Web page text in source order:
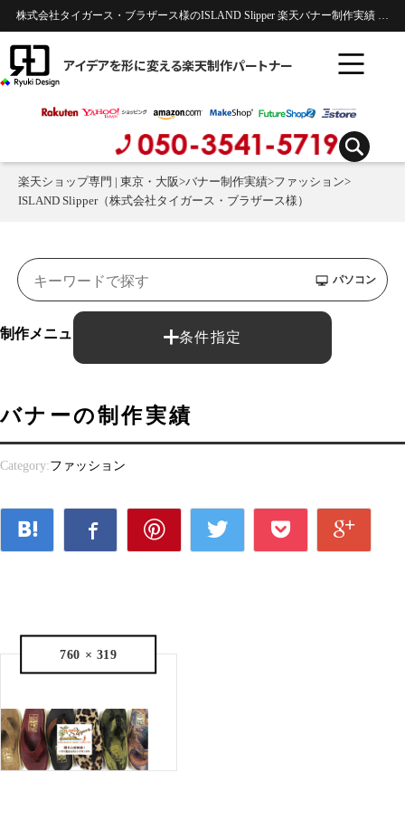
株式会社タイガース・ブラザース様のISLAND Slipper 楽天バナー制作実績 | ファッション
アイデアを形に変える楽天制作パートナー
楽天ショップ専門 | 東京・大阪>バナー制作実績>ファッション>
ISLAND Slipper（株式会社タイガース・ブラザース様）
条件指定
パソコン
制作メニュー： バナー制作
バナーの制作実績
Category:ファッション
760 × 319